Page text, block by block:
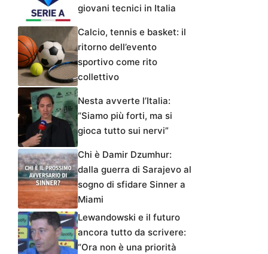
giovani tecnici in Italia
Calcio, tennis e basket: il
ritorno dell’evento
sportivo come rito
collettivo
Nesta avverte l’Italia:
“Siamo più forti, ma si
gioca tutto sui nervi”
Chi è Damir Dzumhur:
dalla guerra di Sarajevo al
sogno di sfidare Sinner a
Miami
Lewandowski e il futuro
ancora tutto da scrivere:
“Ora non è una priorità